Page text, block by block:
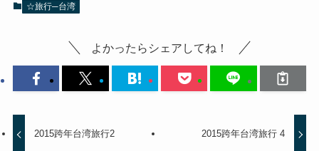
☆旅行─台湾
よかったらシェアしてね！
2015跨年台湾旅行2 2015跨年台湾旅行 4